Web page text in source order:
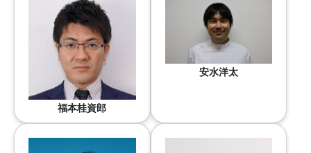
福本桂資郎
安水洋太